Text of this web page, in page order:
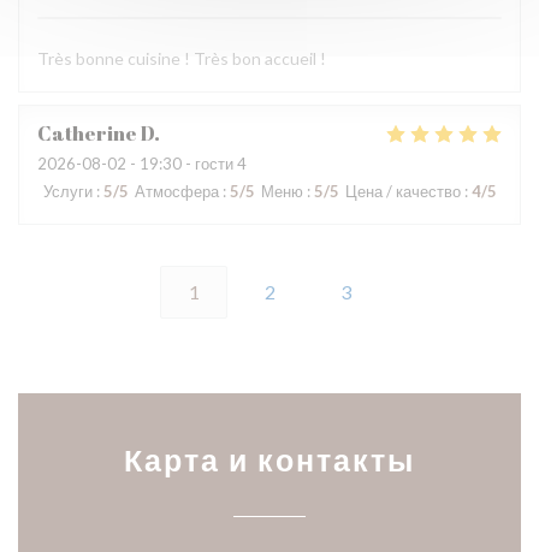
Très bonne cuisine ! Très bon accueil !
CatherineD
2026-08-02 - 19:30 - гости 4
Услуги : 5/5 Атмосфера : 5/5 Меню : 5/5 Цена / качество : 4/5
1 2 3
Карта и контакты